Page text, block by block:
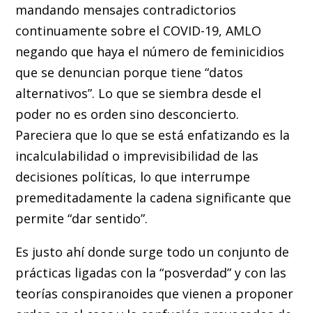
mandando mensajes contradictorios
continuamente sobre el COVID-19, AMLO
negando que haya el número de feminicidios
que se denuncian porque tiene “datos
alternativos”. Lo que se siembra desde el
poder no es orden sino desconcierto.
Pareciera que lo que se está enfatizando es la
incalculabilidad o imprevisibilidad de las
decisiones políticas, lo que interrumpe
premeditadamente la cadena significante que
permite “dar sentido”.
Es justo ahí donde surge todo un conjunto de
prácticas ligadas con la “posverdad” y con las
teorías conspiranoides que vienen a proponer